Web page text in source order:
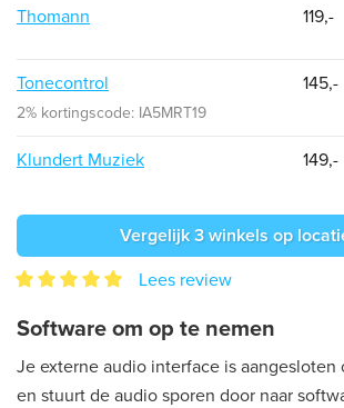
Thomann 119,-
Tonecontrol
2% kortingscode: IA5MRT19
145,-
Klundert Muziek 149,-
Vergelijk 3 winkels op
Lees review
Software om op te nemen
Je externe audio interface is aangesloten
en stuurt de audio sporen door naar